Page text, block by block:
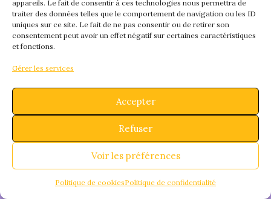
appareils. Le fait de consentir à ces technologies nous permettra de
traiter des données telles que le comportement de navigation ou les ID
uniques sur ce site. Le fait de ne pas consentir ou de retirer son
consentement peut avoir un effet négatif sur certaines caractéristiques
et fonctions.
Gérer les services
Accepter
Refuser
Voir les préférences
Politique de cookiesPolitique de confidentialité
bientôt !